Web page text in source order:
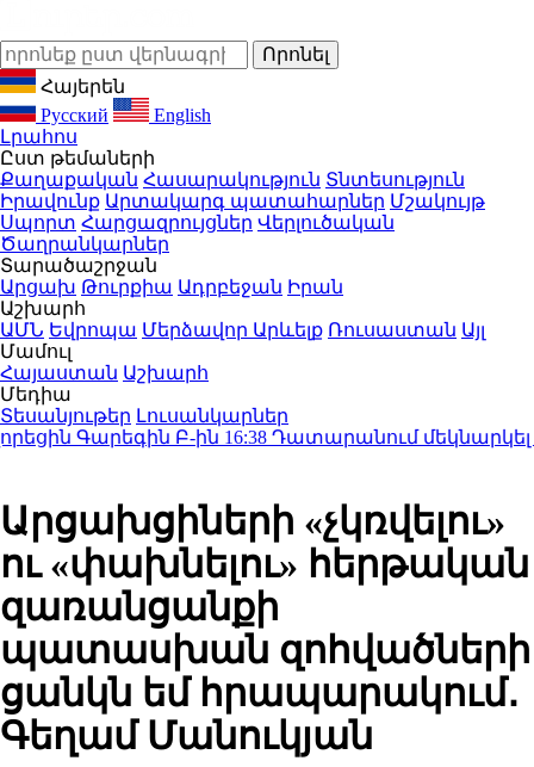
Հայերեն
Русский
English
Լրահոս
Ըստ թեմաների
Քաղաքական Հասարակություն Տնտեսություն
Իրավունք Արտակարգ պատահարներ Մշակույթ
Սպորտ Հարցազրույցներ Վերլուծական
Ծաղրանկարներ
Տարածաշրջան
Արցախ Թուրքիա Ադրբեջան Իրան
Աշխարհ
ԱՄՆ Եվրոպա Մերձավոր Արևելք Ռուսաստան Այլ
Մամուլ
Հայաստան Աշխարհ
Մեդիա
Տեսանյութեր Լուսանկարներ
Գարեգին Բ-ին16:38Դատարանում մեկնարկել է
Արցախցիների «չկռվելու»
ու «փախնելու» հերթական
զառանցանքի
պատասխան զոհվածների
ցանկն եմ հրապարակում․
Գեղամ Մանուկյան